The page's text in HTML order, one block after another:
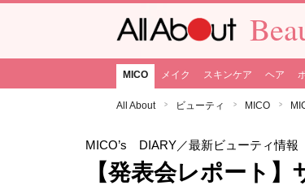
MICO メイク スキンケア ヘア
All About ビューティ MICO
MICO’s DIARY／最新ビューティ情報
【発表会レポート